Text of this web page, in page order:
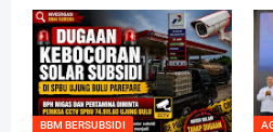
BBM BERSUBSIDI